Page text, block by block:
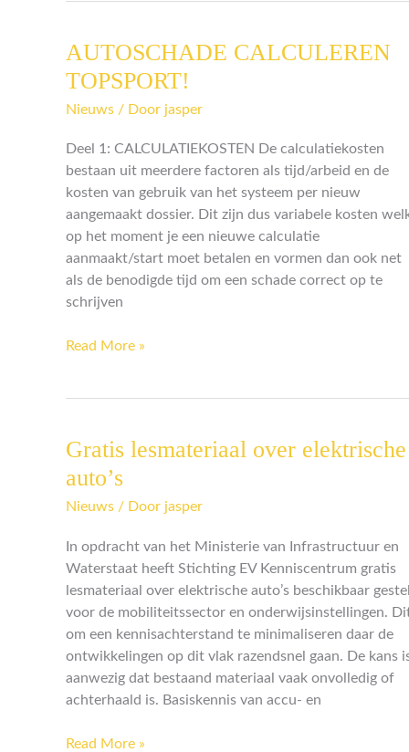
AUTOSCHADE CALCULEREN
TOPSPORT!
Nieuws / Door jasper
Deel 1: CALCULATIEKOSTEN De calculatiekosten
bestaan uit meerdere factoren als tijd/arbeid en de
kosten van gebruik van het systeem per nieuw
aangemaakt dossier. Dit zijn dus variabele kosten
op het moment je een nieuwe calculatie
aanmaakt/start moet betalen en vormen dan ook net
als de benodigde tijd om een schade correct op te
schrijven
AUTOSCHADE
CALCULEREN
TOPSPORT!
Read More »
Gratis lesmateriaal over elektrische
auto’s
Nieuws / Door jasper
In opdracht van het Ministerie van Infrastructuur en
Waterstaat heeft Stichting EV Kenniscentrum gratis
lesmateriaal over elektrische auto’s beschikbaar
voor de mobiliteitssector en onderwijsinstellingen.
om een kennisachterstand te minimaliseren daar de
ontwikkelingen op dit vlak razendsnel gaan. De kans
aanwezig dat bestaand materiaal vaak onvolledig of
achterhaald is. Basiskennis van accu- en
Gratis
lesmateriaal
over
elektrische
Read More »